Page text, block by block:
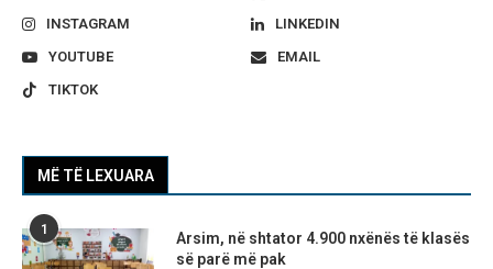
INSTAGRAM
LINKEDIN
YOUTUBE
EMAIL
TIKTOK
MË TË LEXUARA
1
Arsim, në shtator 4.900 nxënës të klasës
së parë më pak